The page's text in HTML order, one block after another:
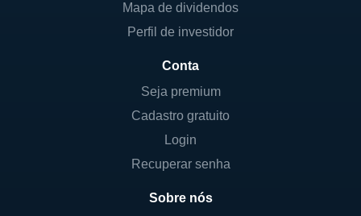
Mapa de dividendos
Perfil de investidor
Conta
Seja premium
Cadastro gratuito
Login
Recuperar senha
Sobre nós